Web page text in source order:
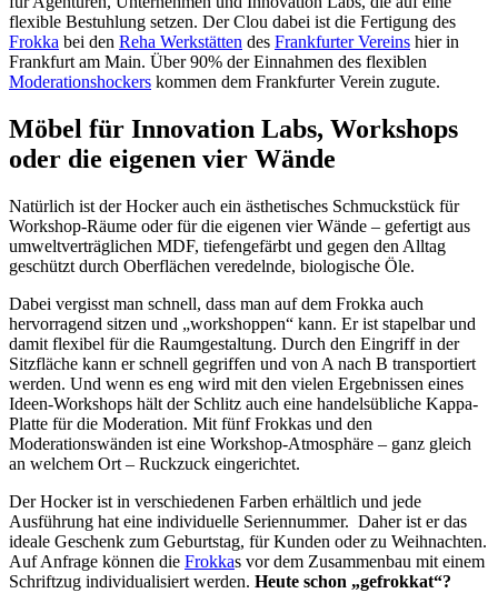
flexible Bestuhlung setzen. Der Clou dabei ist die Fertigung des
Frokka bei den Reha Werkstätten des Frankfurter Vereins hier in
Frankfurt am Main. Über 90% der Einnahmen des flexiblen
Moderationshockers kommen dem Frankfurter Verein zugute.
Möbel für Innovation Labs, Workshops
oder die eigenen vier Wände
Natürlich ist der Hocker auch ein ästhetisches Schmuckstück für
Workshop-Räume oder für die eigenen vier Wände – gefertigt aus
umweltverträglichen MDF, tiefengefärbt und gegen den Alltag
geschützt durch Oberflächen veredelnde, biologische Öle.
Dabei vergisst man schnell, dass man auf dem Frokka auch
hervorragend sitzen und „workshoppen“ kann. Er ist stapelbar und
damit flexibel für die Raumgestaltung. Durch den Eingriff in der
Sitzfläche kann er schnell gegriffen und von A nach B transportiert
werden. Und wenn es eng wird mit den vielen Ergebnissen eines
Ideen-Workshops hält der Schlitz auch eine handelsübliche Kappa-
Platte für die Moderation. Mit fünf Frokkas und den
Moderationswänden ist eine Workshop-Atmosphäre – ganz gleich
an welchem Ort – Ruckzuck eingerichtet.
Der Hocker ist in verschiedenen Farben erhältlich und jede
Ausführung hat eine individuelle Seriennummer. Daher ist er das
ideale Geschenk zum Geburtstag, für Kunden oder zu Weihnachten.
Auf Anfrage können die Frokkas vor dem Zusammenbau mit einem
Schriftzug individualisiert werden. Heute schon „gefrokkat“?